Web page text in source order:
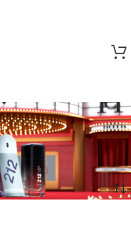
Mostrando el único resultado